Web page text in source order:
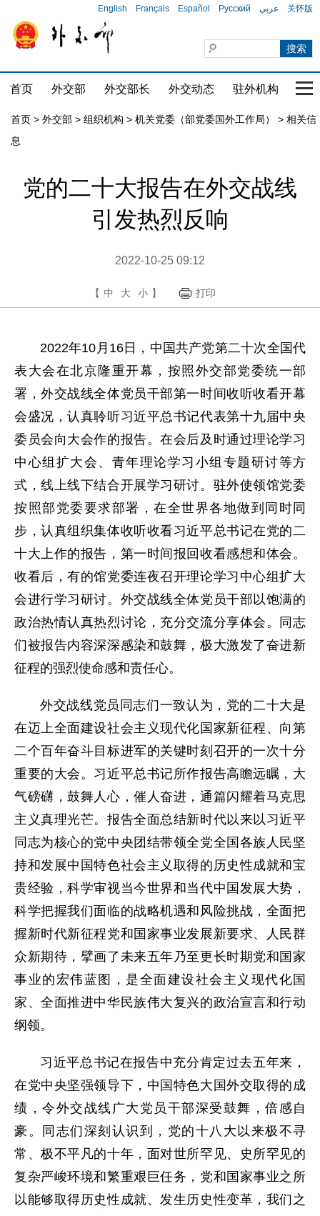
English Français Español Русский عربي 关怀版
首页 外交部 外交部长 外交动态 驻外机构 国
首页 > 外交部 > 组织机构 > 机关党委（部党委国外工作局） > 相关信
息
党的二十大报告在外交战线
引发热烈反响
2022-10-25 09:12
【 中 大 小 】 打印
2022年10月16日，中国共产党第二十次全国代
表大会在北京隆重开幕，按照外交部党委统一部
署，外交战线全体党员干部第一时间收听收看开幕
会盛况，认真聆听习近平总书记代表第十九届中央
委员会向大会作的报告。在会后及时通过理论学习
中心组扩大会、青年理论学习小组专题研讨等方
式，线上线下结合开展学习研讨。驻外使领馆党委
按照部党委要求部署，在全世界各地做到同时同
步，认真组织集体收听收看习近平总书记在党的二
十大上作的报告，第一时间报回收看感想和体会。
收看后，有的馆党委连夜召开理论学习中心组扩大
会进行学习研讨。外交战线全体党员干部以饱满的
政治热情认真热烈讨论，充分交流分享体会。同志
们被报告内容深深感染和鼓舞，极大激发了奋进新
征程的强烈使命感和责任心。
外交战线党员同志们一致认为，党的二十大是
在迈上全面建设社会主义现代化国家新征程、向第
二个百年奋斗目标进军的关键时刻召开的一次十分
重要的大会。习近平总书记所作报告高瞻远瞩，大
气磅礴，鼓舞人心，催人奋进，通篇闪耀着马克思
主义真理光芒。报告全面总结新时代以来以习近平
同志为核心的党中央团结带领全党全国各族人民坚
持和发展中国特色社会主义取得的历史性成就和宝
贵经验，科学审视当今世界和当代中国发展大势，
科学把握我们面临的战略机遇和风险挑战，全面把
握新时代新征程党和国家事业发展新要求、人民群
众新期待，擘画了未来五年乃至更长时期党和国家
事业的宏伟蓝图，是全面建设社会主义现代化国
家、全面推进中华民族伟大复兴的政治宣言和行动
纲领。
习近平总书记在报告中充分肯定过去五年来，
在党中央坚强领导下，中国特色大国外交取得的成
绩，令外交战线广大党员干部深受鼓舞，倍感自
豪。同志们深刻认识到，党的十八大以来极不寻
常、极不平凡的十年，面对世所罕见、史所罕见的
复杂严峻环境和繁重艰巨任务，党和国家事业之所
以能够取得历史性成就、发生历史性变革，我们之